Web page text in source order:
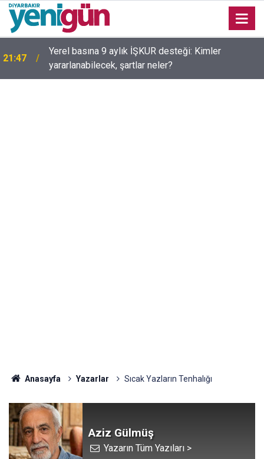
21:47
Yerel basına 9 aylık İŞKUR desteği: Kimler
yararlanabilecek, şartlar neler?
Anasayfa Yazarlar Sıcak Yazların Tenhalığı
Aziz Gülmüş
Yazarın Tüm Yazıları >